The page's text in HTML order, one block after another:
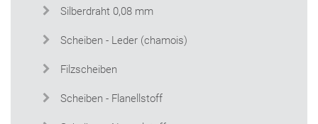
Silberdraht 0,08 mm
Scheiben - Leder (chamois)
Filzscheiben
Scheiben - Flanellstoff